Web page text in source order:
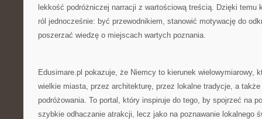
lekkość podróżniczej narracji z wartościową treścią. Dzięki temu
ról jednocześnie: być przewodnikiem, stanowić motywację do
poszerzać wiedzę o miejscach wartych poznania.
Edusimare.pl pokazuje, że Niemcy to kierunek wielowymiarowy,
wielkie miasta, przez architekturę, przez lokalne tradycje, a także
podróżowania. To portal, który inspiruje do tego, by spojrzeć na
szybkie odhaczanie atrakcji, lecz jako na poznawanie lokalnego